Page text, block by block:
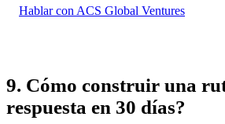
Hablar con ACS Global Ventures
9. Cómo construir una
respuesta en 30 días?